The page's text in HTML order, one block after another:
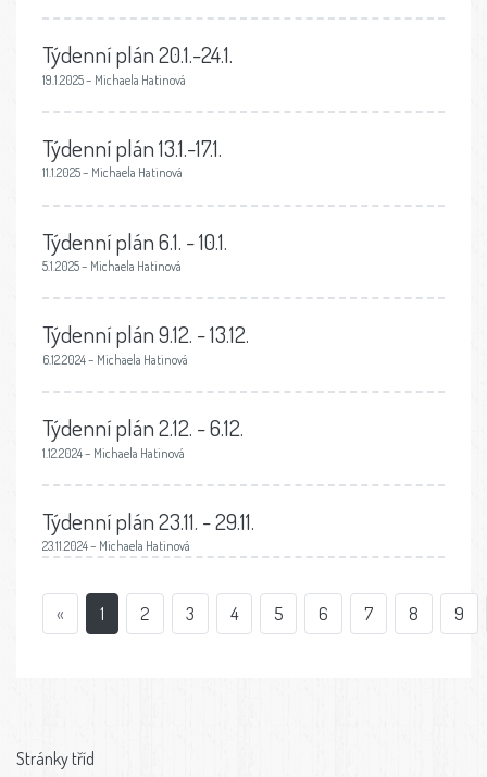
Týdenní plán 20.1.-24.1.
19.1.2025 – Michaela Hatinová
Týdenní plán 13.1.-17.1.
11.1.2025 – Michaela Hatinová
Týdenní plán 6.1. - 10.1.
5.1.2025 – Michaela Hatinová
Týdenní plán 9.12. - 13.12.
6.12.2024 – Michaela Hatinová
Týdenní plán 2.12. - 6.12.
1.12.2024 – Michaela Hatinová
Týdenní plán 23.11. - 29.11.
23.11.2024 – Michaela Hatinová
« 1 2 3 4 5 6 7 8 9
Stránky tříd